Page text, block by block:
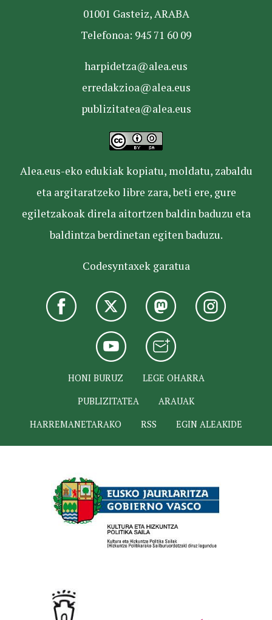
01001 Gasteiz, ARABA
Telefonoa: 945 71 60 09
harpidetza@alea.eus
erredakzioa@alea.eus
publizitatea@alea.eus
Alea.eus-eko edukiak kopiatu, moldatu, zabaldu
eta argitaratzeko libre zara, beti ere, gure
egiletzakoak direla aitortzen baldin baduzu eta
baldintza berdinetan egiten baduzu.
Codesyntaxek garatua
HONI BURUZ
LEGE OHARRA
PUBLIZITATEA
ARAUAK
HARREMANETARAKO
RSS EGIN ALEAKIDE